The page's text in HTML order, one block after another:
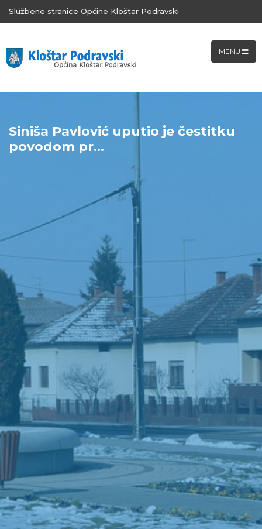
Službene stranice Općine Kloštar Podravski
MENU
Siniša Pavlović uputio je čestitku
povodom pr...